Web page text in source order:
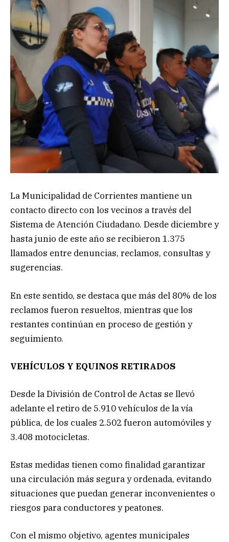
La Municipalidad de Corrientes mantiene un
contacto directo con los vecinos a través del
Sistema de Atención Ciudadano. Desde diciembre y
hasta junio de este año se recibieron 1.375
llamados entre denuncias, reclamos, consultas y
sugerencias.
En este sentido, se destaca que más del 80% de los
reclamos fueron resueltos, mientras que los
restantes continúan en proceso de gestión y
seguimiento.
VEHÍCULOS Y EQUINOS RETIRADOS
Desde la División de Control de Actas se llevó
adelante el retiro de 5.910 vehículos de la vía
pública, de los cuales 2.502 fueron automóviles y
3.408 motocicletas.
Estas medidas tienen como finalidad garantizar
una circulación más segura y ordenada, evitando
situaciones que puedan generar inconvenientes o
riesgos para conductores y peatones.
Con el mismo objetivo, agentes municipales